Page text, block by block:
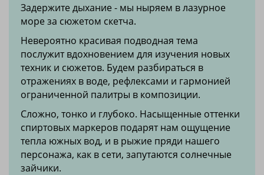
Задержите дыхание - мы ныряем в лазурное
море за сюжетом скетча.
Невероятно красивая подводная тема
послужит вдохновением для изучения новых
техник и сюжетов. Будем разбираться в
отражениях в воде, рефлексами и гармонией
ограниченной палитры в композиции.
Сложно, тонко и глубоко. Насыщенные оттенки
спиртовых маркеров подарят нам ощущение
тепла южных вод, и в рыжие пряди нашего
персонажа, как в сети, запутаются солнечные
зайчики.